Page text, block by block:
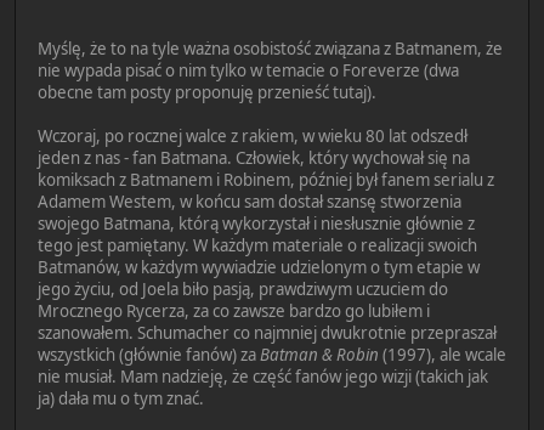
Myślę, że to na tyle ważna osobistość związana z Batmanem, że
nie wypada pisać o nim tylko w temacie o Foreverze (dwa
obecne tam posty proponuję przenieść tutaj).
Wczoraj, po rocznej walce z rakiem, w wieku 80 lat odszedł
jeden z nas - fan Batmana. Człowiek, który wychował się na
komiksach z Batmanem i Robinem, później był fanem serialu z
Adamem Westem, w końcu sam dostał szansę stworzenia
swojego Batmana, którą wykorzystał i niesłusznie głównie z
tego jest pamiętany. W każdym materiale o realizacji swoich
Batmanów, w każdym wywiadzie udzielonym o tym etapie w
jego życiu, od Joela biło pasją, prawdziwym uczuciem do
Mrocznego Rycerza, za co zawsze bardzo go lubiłem i
szanowałem. Schumacher co najmniej dwukrotnie przepraszał
wszystkich (głównie fanów) zaBatman & Robin (1997), ale wcale
nie musiał. Mam nadzieję, że część fanów jego wizji (takich jak
ja) dała mu o tym znać.